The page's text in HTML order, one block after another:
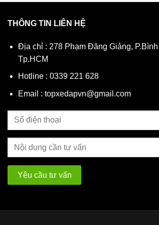
Bộ sản phẩm gồm: 1 Rổ
Hàng chuẩn ảnh, lưới
Đổi trả miễn phí nếu
👉 Bấm “Mua ngay” để
#gioxedapgiare
THÔNG TIN LIÊN HỆ
Địa chỉ : 278 Phạm Đăng Giảng,
Tp.HCM
Hotline : 0339 221 628
Email : topxedapvn@gmail.com